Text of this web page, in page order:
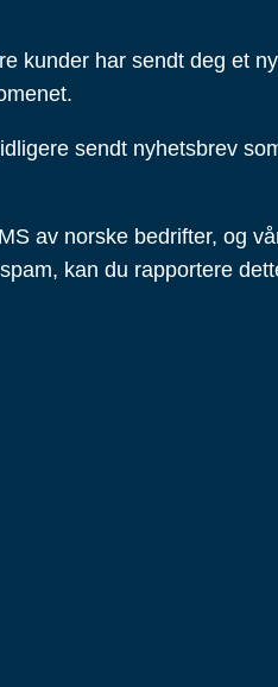
kunder har sendt deg et
sendt nyhetsbrev
av norske bedrifter, og
kan du rapportere